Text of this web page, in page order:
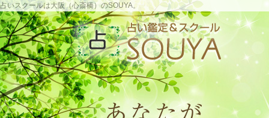
占いスクールは大阪（心斎橋）のSOUYA。